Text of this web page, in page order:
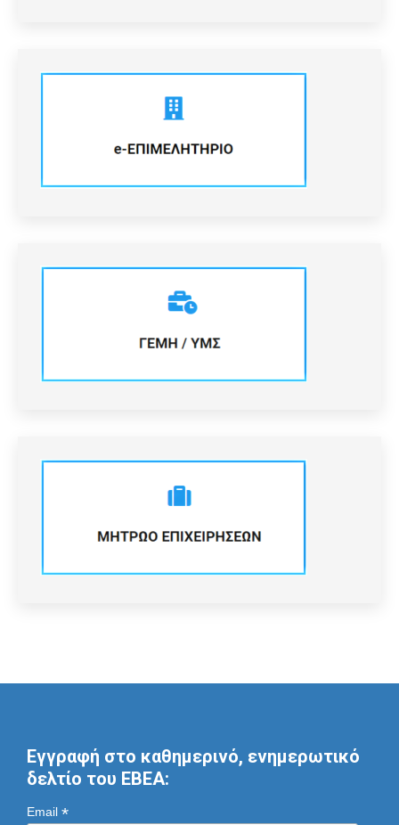
Εγγραφή στο καθημερινό, ενημερωτικό
δελτίο του ΕΒΕΑ:
Email *